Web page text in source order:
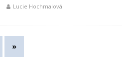
Lucie Hochmalová
»